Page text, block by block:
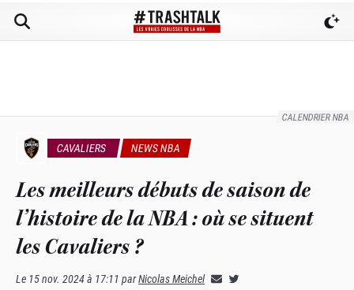
CALENDRIER NBA
CAVALIERS NEWS NBA
Les meilleurs débuts de saison de
l’histoire de la NBA : où se situent
les Cavaliers ?
Le 15 nov. 2024 à 17:11 parNicolas Meichel